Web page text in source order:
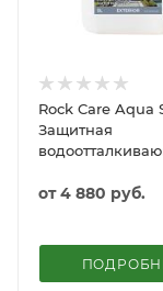
Rock Care Aqua
Защитная
и каменных
от4 880 руб.